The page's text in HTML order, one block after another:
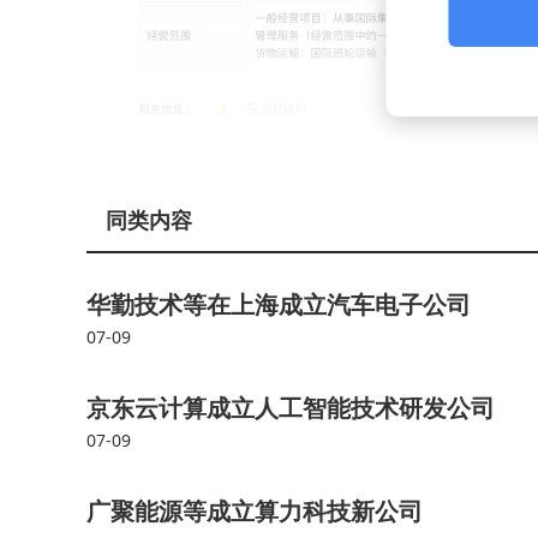
同类内容
华勤技术等在上海成立汽车电子公司
07-09
京东云计算成立人工智能技术研发公司
07-09
广聚能源等成立算力科技新公司